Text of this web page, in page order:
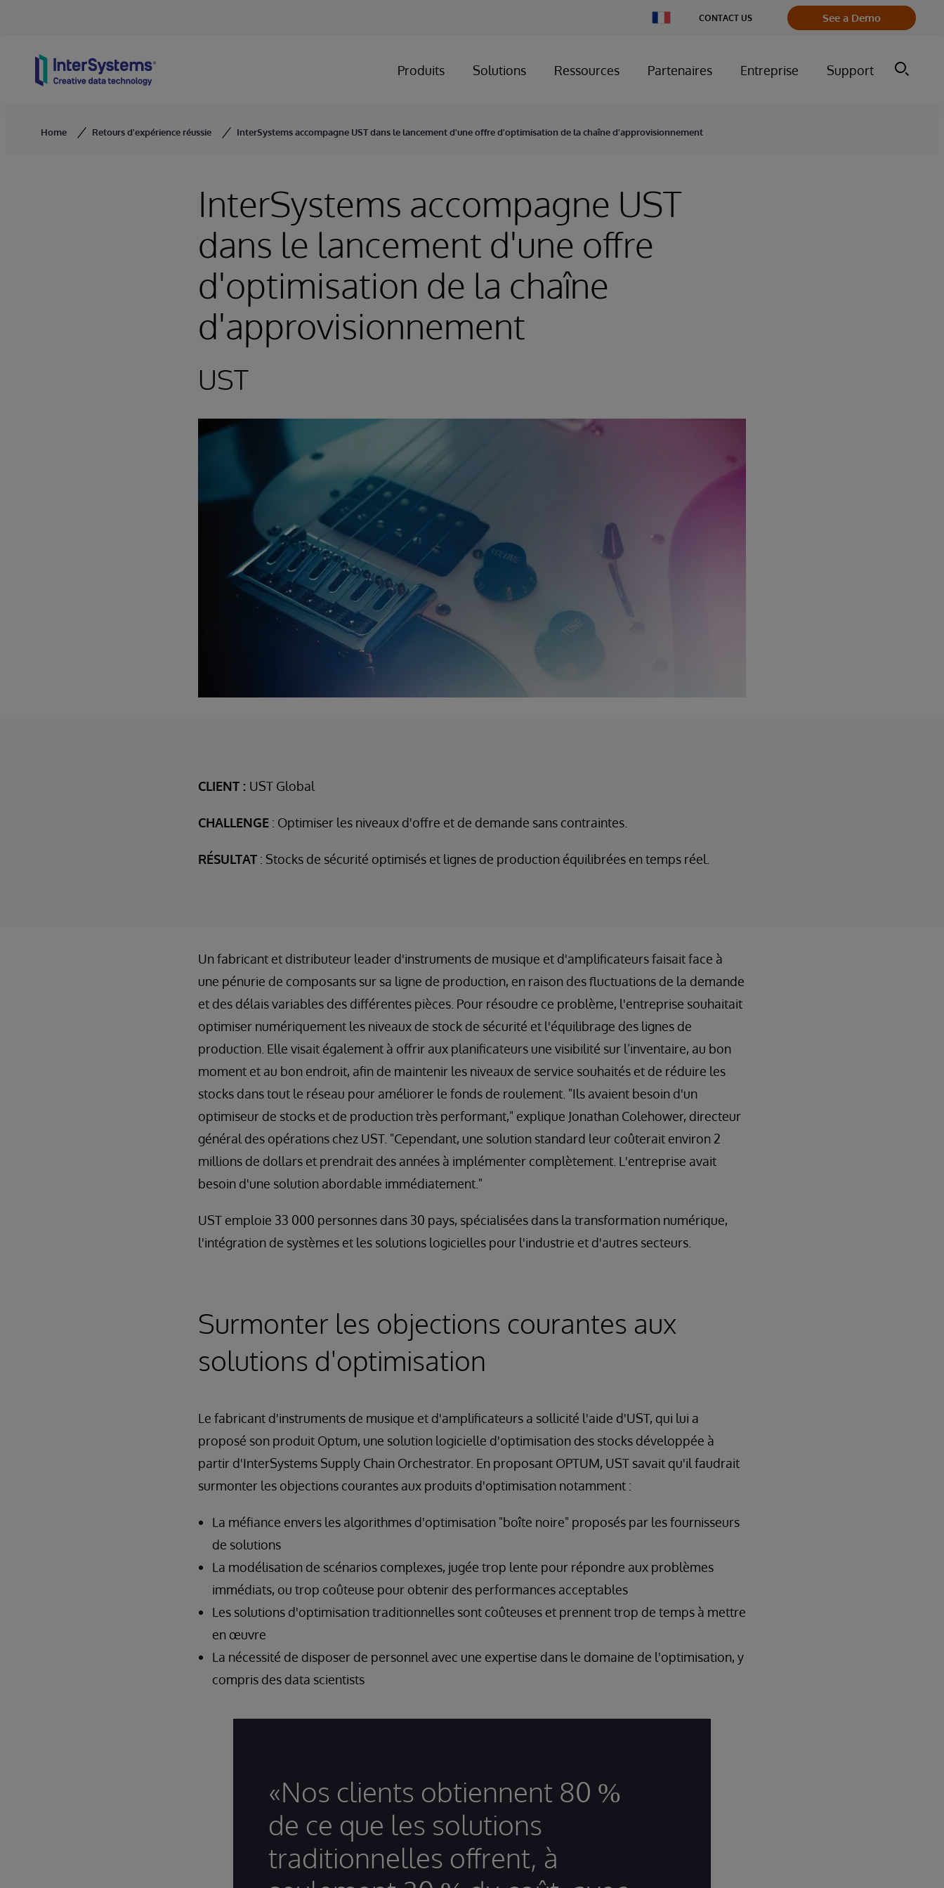
Country
CONTACT US See a Demo
Produits Solutions Ressources Partenaires Entreprise Support
Home Retours d'expérience réussie InterSystems accompagne UST dans le lancement d'une offre d'optimisation de la chaîne d'approvisionnement
InterSystems accompagne UST
dans le lancement d'une offre
d'optimisation de la chaîne
d'approvisionnement
UST
CLIENT : UST Global
CHALLENGE : Optimiser les niveaux d'offre et de demande sans contraintes.
RÉSULTAT : Stocks de sécurité optimisés et lignes de production équilibrées en temps réel.
Un fabricant et distributeur leader d'instruments de musique et d'amplificateurs faisait face à
une pénurie de composants sur sa ligne de production, en raison des fluctuations de la demande
et des délais variables des différentes pièces. Pour résoudre ce problème, l'entreprise souhaitait
optimiser numériquement les niveaux de stock de sécurité et l'équilibrage des lignes de
production. Elle visait également à offrir aux planificateurs une visibilité sur l’inventaire, au bon
moment et au bon endroit, afin de maintenir les niveaux de service souhaités et de réduire les
stocks dans tout le réseau pour améliorer le fonds de roulement. "Ils avaient besoin d'un
optimiseur de stocks et de production très performant," explique Jonathan Colehower, directeur
général des opérations chez UST. "Cependant, une solution standard leur coûterait environ 2
millions de dollars et prendrait des années à implémenter complètement. L'entreprise avait
besoin d'une solution abordable immédiatement."
UST emploie 33 000 personnes dans 30 pays, spécialisées dans la transformation numérique,
l'intégration de systèmes et les solutions logicielles pour l'industrie et d'autres secteurs.
Surmonter les objections courantes aux
solutions d'optimisation
Le fabricant d'instruments de musique et d'amplificateurs a sollicité l'aide d'UST, qui lui a
proposé son produit Optum, une solution logicielle d'optimisation des stocks développée à
partir d'InterSystems Supply Chain Orchestrator. En proposant OPTUM, UST savait qu'il faudrait
surmonter les objections courantes aux produits d'optimisation notamment :
La méfiance envers les algorithmes d'optimisation "boîte noire" proposés par les fournisseurs
de solutions
La modélisation de scénarios complexes, jugée trop lente pour répondre aux problèmes
immédiats, ou trop coûteuse pour obtenir des performances acceptables
Les solutions d'optimisation traditionnelles sont coûteuses et prennent trop de temps à mettre
en œuvre
La nécessité de disposer de personnel avec une expertise dans le domaine de l'optimisation, y
compris des data scientists
«Nos clients obtiennent 80 %
de ce que les solutions
traditionnelles offrent, à